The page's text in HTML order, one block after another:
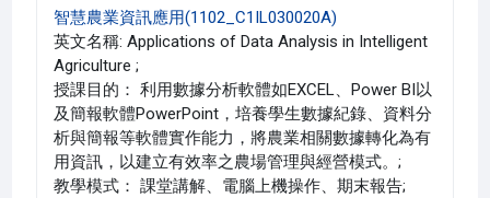
智慧農業資訊應用(1102_C1IL030020A)
英文名稱: Applications of Data Analysis in Intelligent
Agriculture ;
授課目的： 利用數據分析軟體如EXCEL、Power BI以
及簡報軟體PowerPoint，培養學生數據紀錄、資料分
析與簡報等軟體實作能力，將農業相關數據轉化為有
用資訊，以建立有效率之農場管理與經營模式。;
教學模式： 課堂講解、電腦上機操作、期末報告;